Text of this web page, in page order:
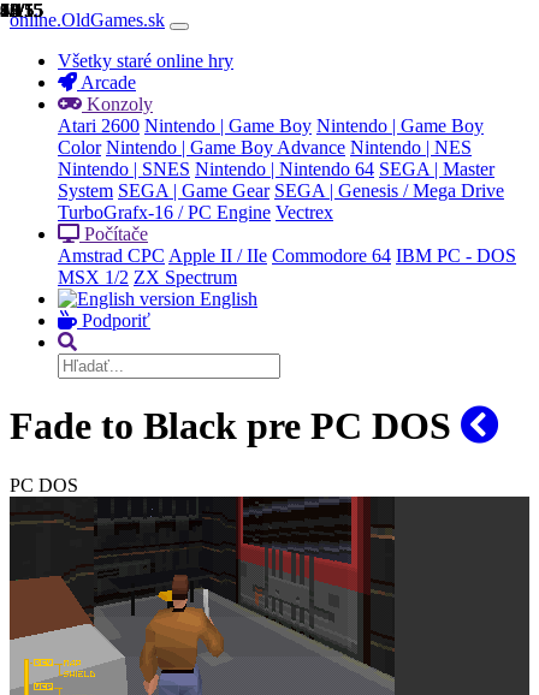
online.OldGames.sk
Všetky staré online hry
Arcade
Konzoly
Atari 2600 Nintendo | Game Boy Nintendo | Game Boy
Color Nintendo | Game Boy Advance Nintendo | NES
Nintendo | SNES Nintendo | Nintendo 64 SEGA | Master
System SEGA | Game Gear SEGA | Genesis / Mega Drive
TurboGrafx-16 / PC Engine Vectrex
Počítače
Amstrad CPC Apple II / IIe Commodore 64 IBM PC - DOS
MSX 1/2 ZX Spectrum
English
Podporiť
Fade to Black pre PC DOS
PC DOS
1/15
2/15
3/15
4/15
5/15
6/15
7/15
8/15
9/15
10/15
11/15
12/15
13/15
14/15
15/15